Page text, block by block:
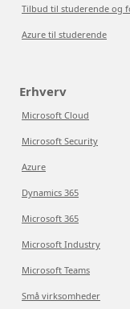
Tilbud til studerende og
Azure til studerende
Erhverv
Microsoft Cloud
Microsoft Security
Azure
Dynamics 365
Microsoft 365
Microsoft Industry
Microsoft Teams
Små virksomheder